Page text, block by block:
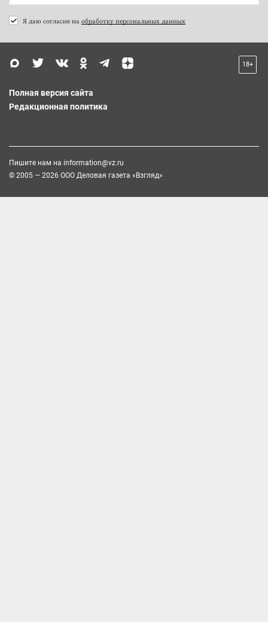
Я даю согласие на обработку персональных данных
18+
Полная версия сайта
Редакционная политика
Пишите нам на information@vz.ru
© 2005 — 2026 ООО Деловая газета «Взгляд»